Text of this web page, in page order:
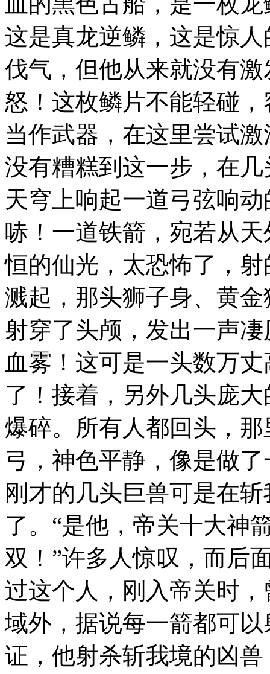
这是真龙逆鳞，这是惊
伐气，但他从来就没有
怒！这枚鳞片不能轻碰
当作武器，在这里尝试
没有糟糕到这一步，在
天穹上响起一道弓弦响
哧！一道铁箭，宛若从
恒的仙光，太恐怖了，
溅起，那头狮子身、黄
射穿了头颅，发出一声
血雾！这可是一头数万
了！接着，另外几头庞
爆碎。所有人都回头，
弓，神色平静，像是做
刚才的几头巨兽可是在
了。“是他，帝关十大神
双！”许多人惊叹，而后
过这个人，刚入帝关时
域外，据说每一箭都可
证，他射杀斩我境的凶